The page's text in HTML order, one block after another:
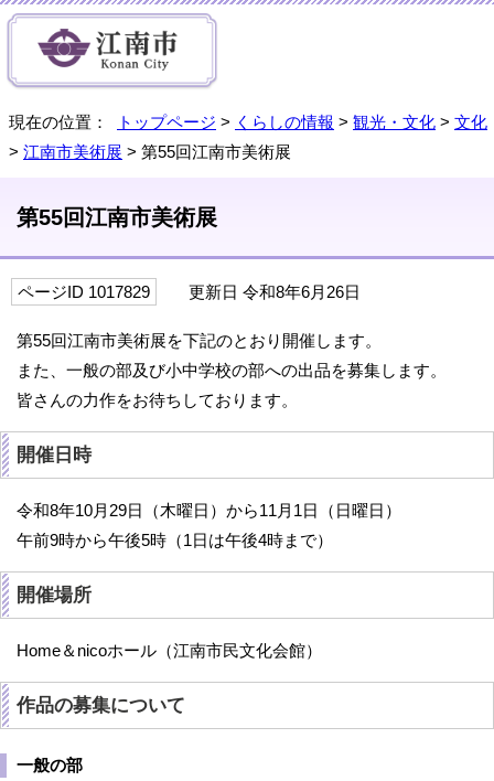
現在の位置： トップページ > くらしの情報 > 観光・文化 > 文化
> 江南市美術展 > 第55回江南市美術展
第55回江南市美術展
ページID 1017829 更新日 令和8年6月26日
第55回江南市美術展を下記のとおり開催します。
また、一般の部及び小中学校の部への出品を募集します。
皆さんの力作をお待ちしております。
開催日時
令和8年10月29日（木曜日）から11月1日（日曜日）
午前9時から午後5時（1日は午後4時まで）
開催場所
Home＆nicoホール（江南市民文化会館）
作品の募集について
一般の部